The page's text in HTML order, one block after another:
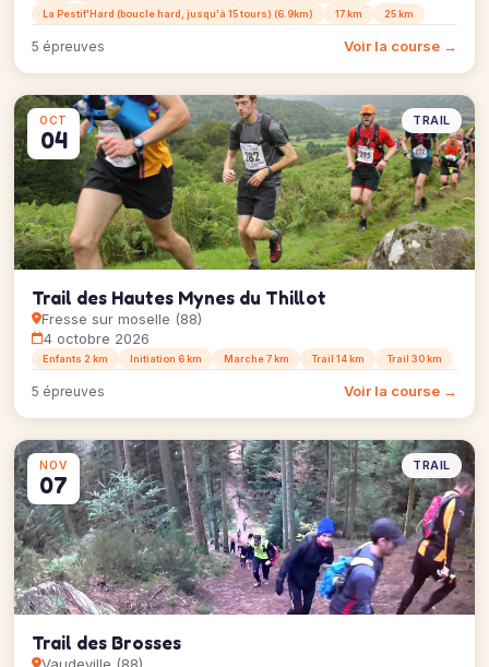
La Pestif'Hard (boucle hard, jusqu'à 15 tours) (6.9km)
17 km 25 km
5 épreuves Voir la course →
OCT
04
TRAIL
Trail des Hautes Mynes du Thillot
Fresse sur moselle (88)
4 octobre 2026
Enfants 2 km Initiation 6 km Marche 7 km Trail 14 km Trail 30 km
5 épreuves Voir la course →
NOV
07
TRAIL
Trail des Brosses